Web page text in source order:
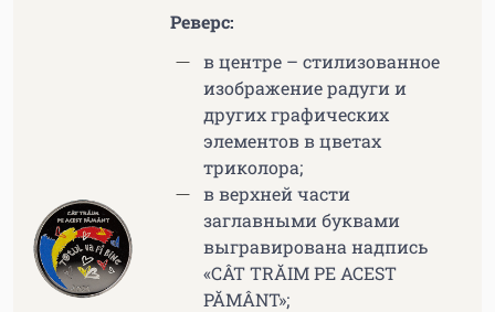
Реверс:
в центре – стилизованное
изображение радуги и
других графических
элементов в цветах
триколора;
в верхней части
заглавными буквами
выгравирована надпись
«CÂT TRĂIM PE ACEST
PĂMÂNT»;